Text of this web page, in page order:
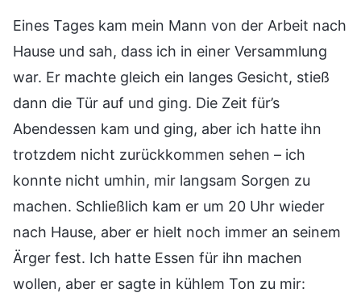
Eines Tages kam mein Mann von der Arbeit nach
Hause und sah, dass ich in einer Versammlung
war. Er machte gleich ein langes Gesicht, stieß
dann die Tür auf und ging. Die Zeit für’s
Abendessen kam und ging, aber ich hatte ihn
trotzdem nicht zurückkommen sehen – ich
konnte nicht umhin, mir langsam Sorgen zu
machen. Schließlich kam er um 20 Uhr wieder
nach Hause, aber er hielt noch immer an seinem
Ärger fest. Ich hatte Essen für ihn machen
wollen, aber er sagte in kühlem Ton zu mir: